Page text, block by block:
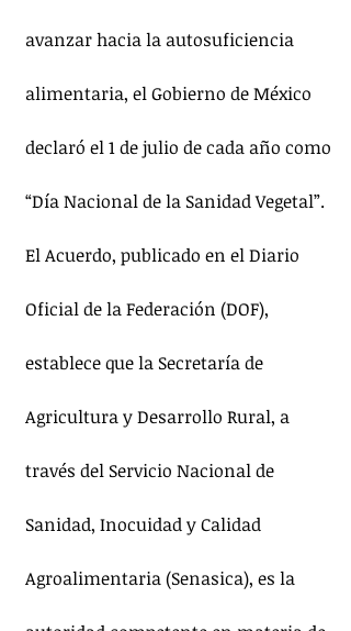
avanzar hacia la autosuficiencia
alimentaria, el Gobierno de México
declaró el 1 de julio de cada año como
“Día Nacional de la Sanidad Vegetal”.
El Acuerdo, publicado en el Diario
Oficial de la Federación (DOF),
establece que la Secretaría de
Agricultura y Desarrollo Rural, a
través del Servicio Nacional de
Sanidad, Inocuidad y Calidad
Agroalimentaria (Senasica), es la